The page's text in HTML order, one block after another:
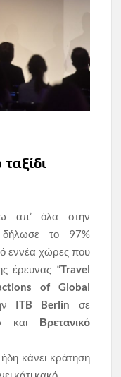
απ’ όλα στην
δήλωσε το 97%
εννέα χώρες που
έρευνας “Travel
of Global
ITB Berlin σε
και Βρετανικό
κάνει κράτηση